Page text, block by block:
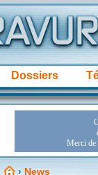
Dossiers
› News